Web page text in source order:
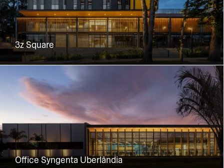
3z Square
Office Syngenta Uberlândia